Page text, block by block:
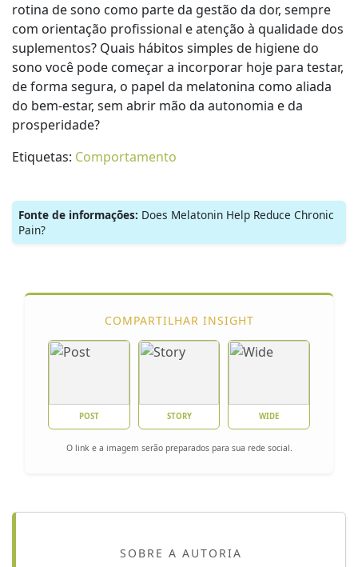
rotina de sono como parte da gestão da dor, sempre
com orientação profissional e atenção à qualidade dos
suplementos? Quais hábitos simples de higiene do
sono você pode começar a incorporar hoje para testar,
de forma segura, o papel da melatonina como aliada
do bem-estar, sem abrir mão da autonomia e da
prosperidade?
Etiquetas: Comportamento
Fonte de informações: Does Melatonin Help Reduce Chronic
Pain?
COMPARTILHAR INSIGHT
POST STORY WIDE
O link e a imagem serão preparados para sua rede social.
SOBRE A AUTORIA